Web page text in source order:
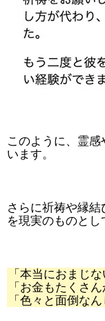
このように、霊
います。
さらに祈祷や縁
を現実のものとし
「本当におまじ
「お金もたくさ
「色々と面倒な